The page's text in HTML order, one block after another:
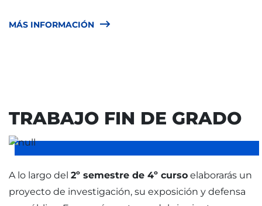
MÁS INFORMACIÓN
TRABAJO FIN DE GRADO
A lo largo del 2º semestre de 4º curso elaborarás un
proyecto de investigación, su exposición y defensa